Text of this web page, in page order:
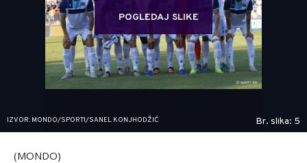
POGLEDAJ SLIKE
IZVOR: MONDO/SPORT1/SANEL KONJHODŽIĆ Br. slika: 5
(MONDO)